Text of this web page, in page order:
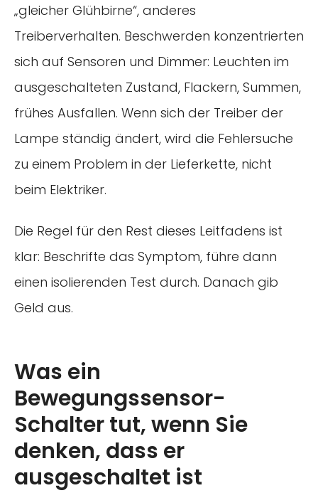
„gleicher Glühbirne“, anderes
Treiberverhalten. Beschwerden konzentrierten
sich auf Sensoren und Dimmer: Leuchten im
ausgeschalteten Zustand, Flackern, Summen,
frühes Ausfallen. Wenn sich der Treiber der
Lampe ständig ändert, wird die Fehlersuche
zu einem Problem in der Lieferkette, nicht
beim Elektriker.
Die Regel für den Rest dieses Leitfadens ist
klar: Beschrifte das Symptom, führe dann
einen isolierenden Test durch. Danach gib
Geld aus.
Was ein
Bewegungssensor-
Schalter tut, wenn Sie
denken, dass er
ausgeschaltet ist